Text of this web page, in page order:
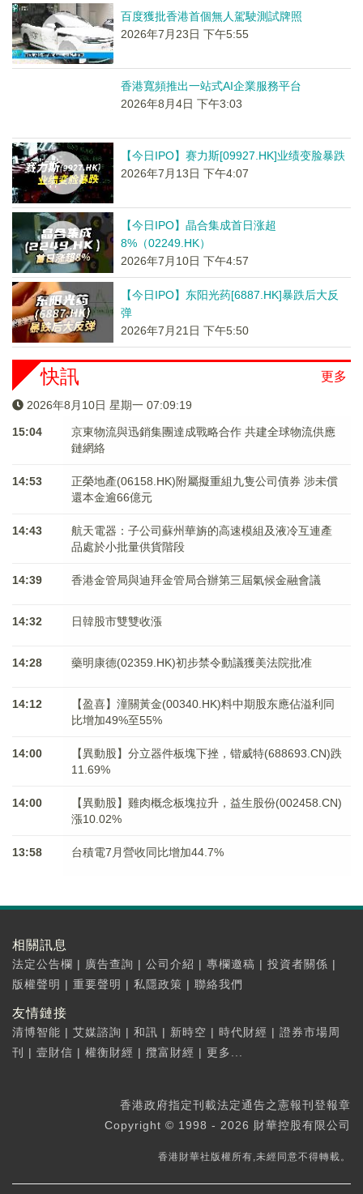
百度獲批香港首個無人駕駛測試牌照
2026年7月23日 下午5:55
香港寬頻推出一站式AI企業服務平台
2026年8月4日 下午3:03
【今日IPO】赛力斯[09927.HK]业绩变脸暴跌
2026年7月13日 下午4:07
【今日IPO】晶合集成首日涨超
8%（02249.HK）
2026年7月10日 下午4:57
【今日IPO】东阳光药[6887.HK]暴跌后大反
弹
2026年7月21日 下午5:50
更多
快訊
2026年8月10日 星期一 07:09:19
15:04
京東物流與迅銷集團達成戰略合作 共建全球物流供應
鏈網絡
14:53
正榮地產(06158.HK)附屬擬重組九隻公司債券 涉未償
還本金逾66億元
14:43
航天電器：子公司蘇州華旃的高速模組及液冷互連產
品處於小批量供貨階段
14:39 香港金管局與迪拜金管局合辦第三屆氣候金融會議
14:32 日韓股市雙雙收漲
14:28 藥明康德(02359.HK)初步禁令動議獲美法院批准
14:12
【盈喜】潼關黃金(00340.HK)料中期股东應佔溢利同
比增加49%至55%
14:00
【異動股】分立器件板塊下挫，锴威特(688693.CN)跌
11.69%
14:00
【異動股】雞肉概念板塊拉升，益生股份(002458.CN)
漲10.02%
13:58 台積電7月營收同比增加44.7%
相關訊息
法定公告欄 | 廣告查詢 | 公司介紹 | 專欄邀稿 | 投資者關係 |
版權聲明 | 重要聲明 | 私隱政策 | 聯絡我們
友情鏈接
清博智能 | 艾媒諮詢 | 和訊 | 新時空 | 時代財經 | 證券市場周
刊
| 壹財信 | 權衡財經 | 攬富財經 | 更多...
香港政府指定刊載法定通告之憲報刊登報章
Copyright © 1998 - 2026 財華控股有限公司
香港財華社版權所有,未經同意不得轉載。